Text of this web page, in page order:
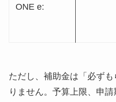
ONE e:
ただし、補助金は「必ず
りません。予算上限、申